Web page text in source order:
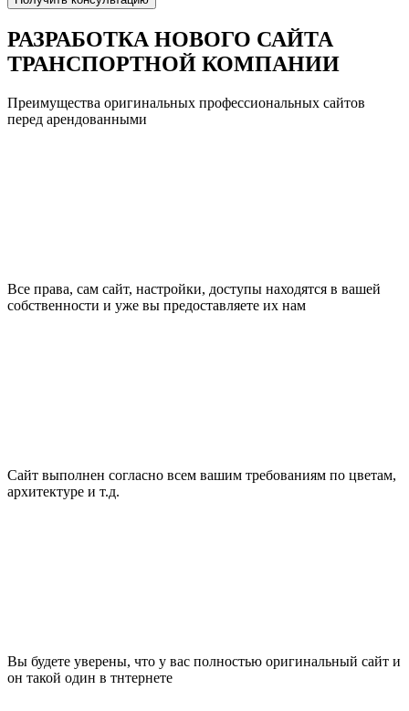
РАЗРАБОТКА НОВОГО САЙТА
ТРАНСПОРТНОЙ КОМПАНИИ
Преимущества оригинальных профессиональных сайтов
перед арендованными
Все права, сам сайт, настройки, доступы находятся в вашей
собственности и уже вы предоставляете их нам
Сайт выполнен согласно всем вашим требованиям по цветам,
архитектуре и т.д.
Вы будете уверены, что у вас полностью оригинальный сайт и
он такой один в тнтернете